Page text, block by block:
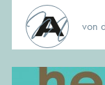
von